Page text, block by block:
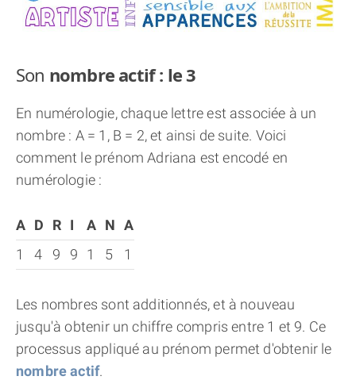
Son nombre actif : le 3
En numérologie, chaque lettre est associée à un
nombre : A = 1, B = 2, et ainsi de suite. Voici
comment le prénom Adriana est encodé en
numérologie :
A D R I A N A
1
4 9 9 1 5 1
Les nombres sont additionnés, et à nouveau
jusqu'à obtenir un chiffre compris entre 1 et 9. Ce
processus appliqué au prénom permet d'obtenir le
nombre actif.